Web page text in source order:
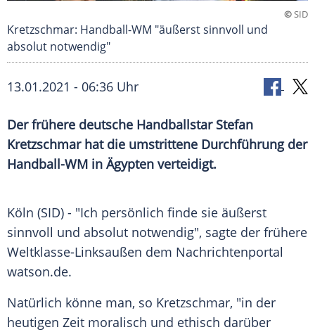
©SID
Kretzschmar: Handball-WM "äußerst sinnvoll und
absolut notwendig"
13.01.2021 - 06:36 Uhr
Der frühere deutsche Handballstar Stefan
Kretzschmarhat die umstrittene Durchführung der
Handball-WM in Ägypten verteidigt.
Köln (SID) - "Ich persönlich finde sie äußerst
sinnvoll und absolut notwendig", sagte der frühere
Weltklasse-Linksaußen dem Nachrichtenportal
watson.de.
Natürlich könne man, so Kretzschmar, "in der
heutigen Zeit moralisch und ethisch darüber